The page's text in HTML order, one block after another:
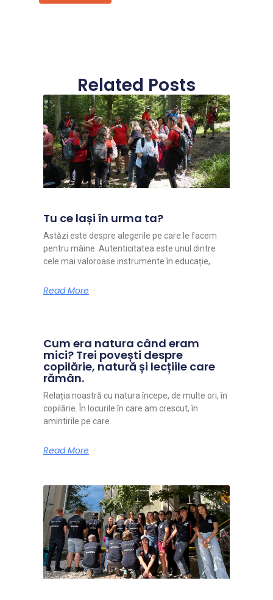
Related Posts
Tu ce lași în urma ta?
Astăzi este despre alegerile pe care le facem
pentru mâine. Autenticitatea este unul dintre
cele mai valoroase instrumente în educație,
Read More
Cum era natura când eram
mici? Trei povești despre
copilărie, natură și lecțiile care
rămân.
Relația noastră cu natura începe, de multe ori, în
copilărie. În locurile în care am crescut, în
amintirile pe care
Read More